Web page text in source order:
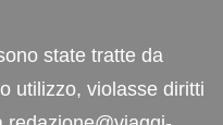
state tratte da
utilizzo, violasse diritti